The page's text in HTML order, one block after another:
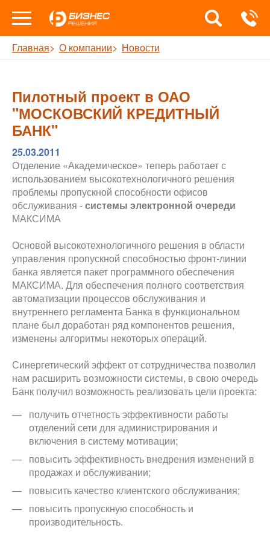
Главная О компании Новости
Пилотный проект в ОАО
"МОСКОВСКИЙ КРЕДИТНЫЙ
БАНК"
25.03.2011
Отделение «Академическое» теперь работает с
использованием высокотехнологичного решения
проблемы пропускной способности офисов
обслуживания -системы электронной очереди
МАКСИМА
Основой высокотехнологичного решения в области
управления пропускной способностью фронт-линии
банка является пакет программного обеспечения
МАКСИМА. Для обеспечения полного соответствия
автоматизации процессов обслуживания и
внутреннего регламента Банка в функциональном
плане был доработан ряд компонентов решения,
изменены алгоритмы некоторых операций.
Синергетический эффект от сотрудничества позволил
нам расширить возможности системы, в свою очередь
Банк получил возможность реализовать цели проекта:
получить отчетность эффективности работы
отделений сети для администрирования и
включения в систему мотивации;
повысить эффективность внедрения изменений в
продажах и обслуживании;
повысить качество клиентского обслуживания;
повысить пропускную способность и
производительность.